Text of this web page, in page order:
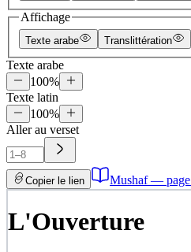
Affichage
Texte arabe Translittération
Texte arabe
100%
Texte latin
100%
Aller au verset
Copier le lien Mushaf — page
L'Ouverture